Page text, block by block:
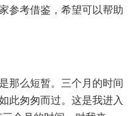
参考借鉴，希望可以帮助
那么短暂。三个月的时间
此匆匆而过。这是我进入